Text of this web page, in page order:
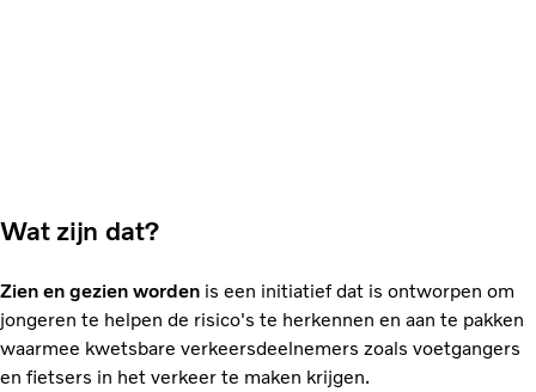
Wat zijn dat?
Zien en gezien worden is een initiatief dat is ontworpen om
jongeren te helpen de risico's te herkennen en aan te pakken
waarmee kwetsbare verkeersdeelnemers zoals voetgangers
en fietsers in het verkeer te maken krijgen.